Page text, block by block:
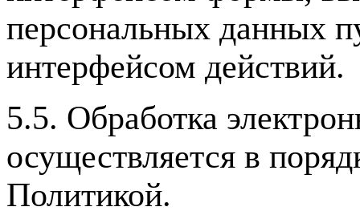
персональных данных
интерфейсом действий.
5.5. Обработка
осуществляется в
Политикой.